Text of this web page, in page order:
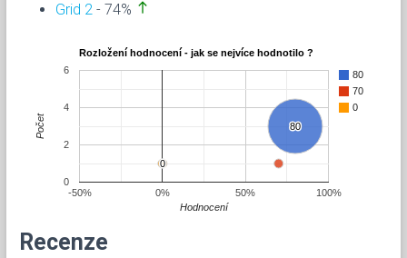
Grid 2 - 74% north
Rozložení hodnocení - jak se nejvíce hodnotilo ?
80
70
0
80
80
0
0
-50% 0% 50% 100%
0
2
4
6
Hodnocení
Počet
Recenze